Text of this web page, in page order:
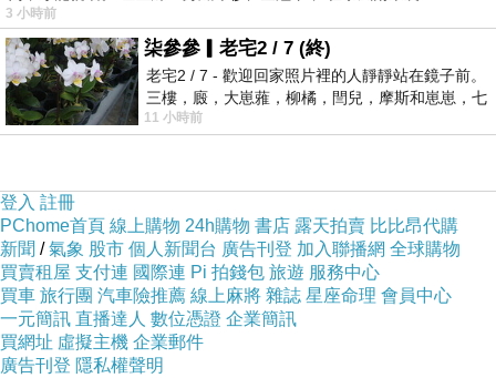
分類還分在外接硬碟XD
3 小時前
柒參參▎老宅2 / 7 (終)
老宅2 / 7 - 歡迎回家照片裡的人靜靜站在鏡子前。
三樓，廄，大崽蕥，柳橘，閆兒，摩斯和崽崽，七
個人整整齊齊地站在鏡框之外，如同
11 小時前
登入 註冊
PChome首頁 線上購物 24h購物 書店 露天拍賣 比比昂代購
新聞 /氣象 股市 個人新聞台 廣告刊登 加入聯播網 全球購物
買賣租屋 支付連 國際連 Pi 拍錢包 旅遊 服務中心
買車 旅行團 汽車險推薦 線上麻將 雜誌 星座命理 會員中心
一元簡訊 直播達人 數位憑證 企業簡訊
買網址 虛擬主機 企業郵件
廣告刊登 隱私權聲明